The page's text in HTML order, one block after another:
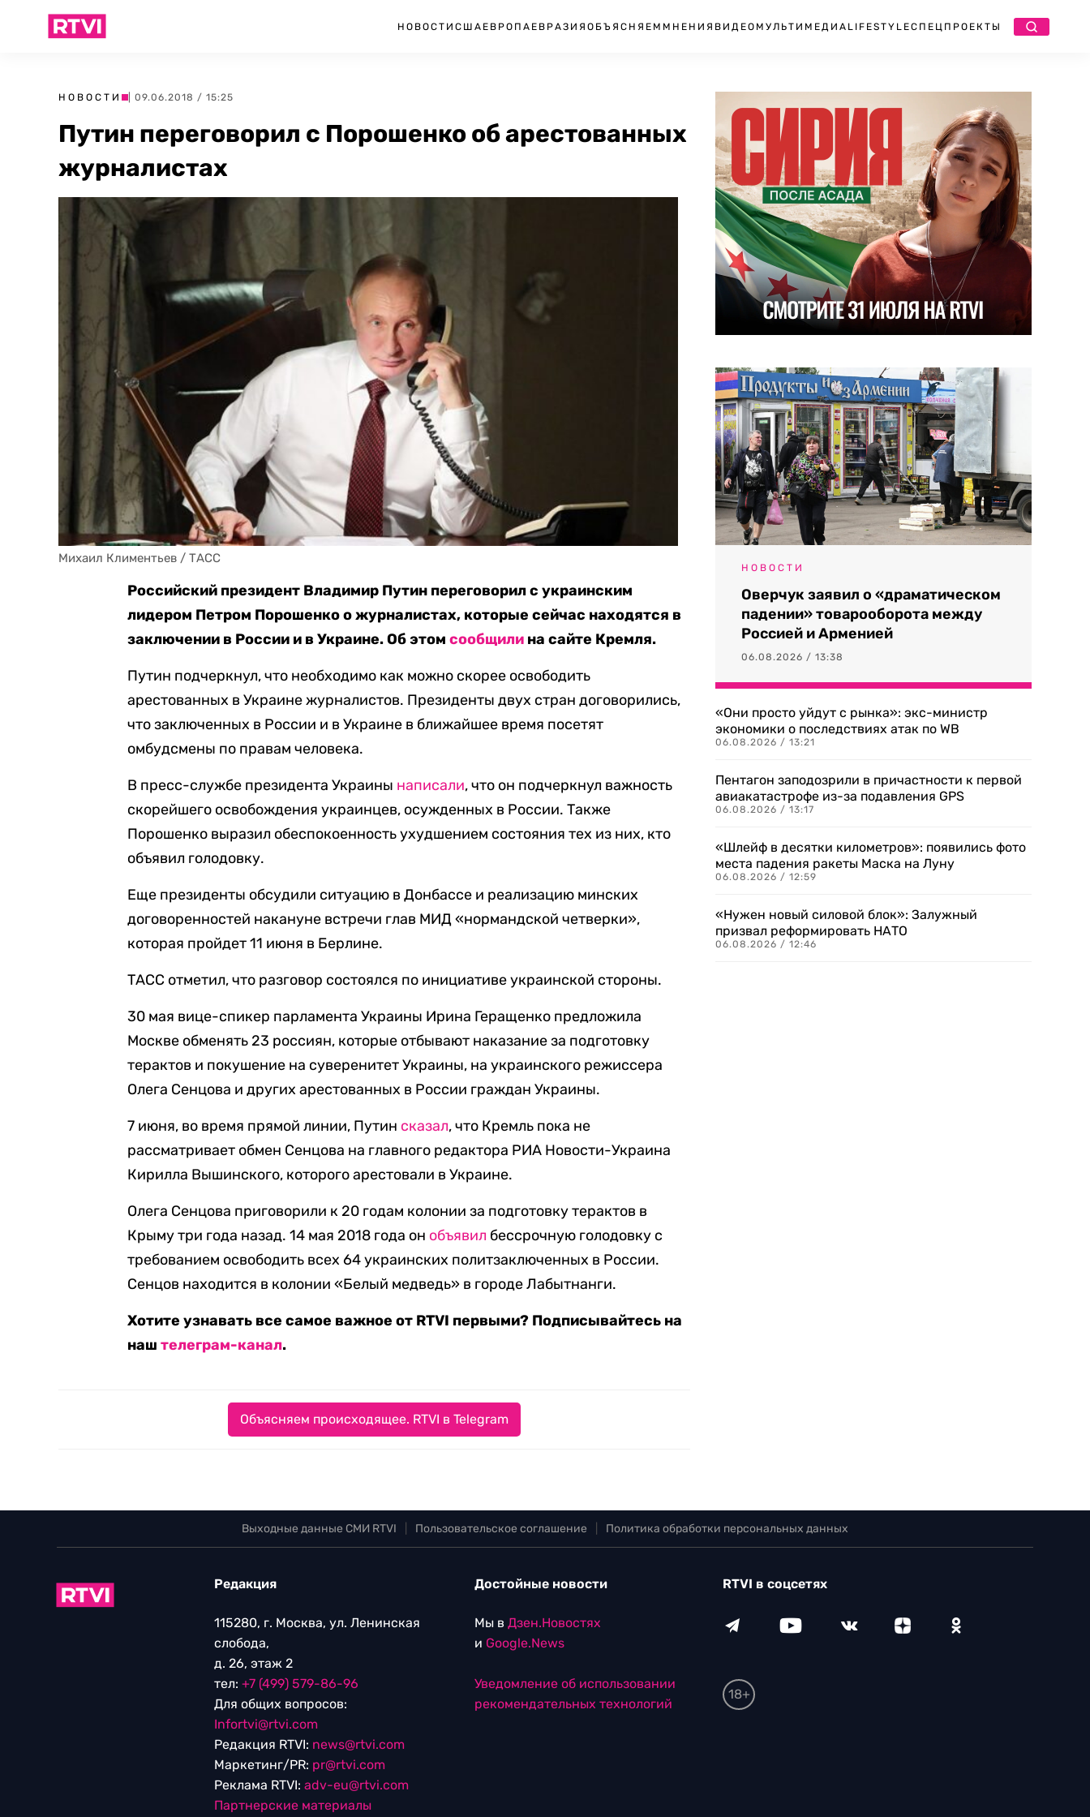
НОВОСТИ США ЕВРОПА ЕВРАЗИЯ ОБЪЯСНЯЕМ МНЕНИЯ ВИДЕО МУЛЬТИМЕДИА LIFESTYLEСПЕЦПРОЕКТЫ
НОВОСТИ | 09.06.2018 / 15:25
Путин переговорил с Порошенко об арестованных
журналистах
Михаил Климентьев / ТАСС
Российский президент Владимир Путин переговорил с украинским
лидером Петром Порошенко о журналистах, которые сейчас находятся в
заключении в России и в Украине. Об этомсообщили на сайте Кремля.
Путин подчеркнул, что необходимо как можно скорее освободить
арестованных в Украине журналистов. Президенты двух стран договорились,
что заключенных в России и в Украине в ближайшее время посетят
омбудсмены по правам человека.
В пресс-службе президента Украины написали, что он подчеркнул важность
скорейшего освобождения украинцев, осужденных в России. Также
Порошенко выразил обеспокоенность ухудшением состояния тех из них, кто
объявил голодовку.
Еще президенты обсудили ситуацию в Донбассе и реализацию минских
договоренностей накануне встречи глав МИД «нормандской четверки»,
которая пройдет 11 июня в Берлине.
ТАСС отметил, что разговор состоялся по инициативе украинской стороны.
30 мая вице-спикер парламента Украины Ирина Геращенко предложила
Москве обменять 23 россиян, которые отбывают наказание за подготовку
терактов и покушение на суверенитет Украины, на украинского режиссера
Олега Сенцова и других арестованных в России граждан Украины.
7 июня, во время прямой линии, Путин сказал, что Кремль пока не
рассматривает обмен Сенцова на главного редактора РИА Новости-Украина
Кирилла Вышинского, которого арестовали в Украине.
Олега Сенцова приговорили к 20 годам колонии за подготовку терактов в
Крыму три года назад. 14 мая 2018 года он объявил бессрочную голодовку с
требованием освободить всех 64 украинских политзаключенных в России.
Сенцов находится в колонии «Белый медведь» в городе Лабытнанги.
Хотите узнавать все самое важное от RTVI первыми? Подписывайтесь на
наштелеграм-канал.
Объясняем происходящее. RTVI в Telegram
НОВОСТИ
Оверчук заявил о «драматическом
падении» товарооборота между
Россией и Арменией
06.08.2026 / 13:38
«Они просто уйдут с рынка»: экс-министр
экономики о последствиях атак по WB
06.08.2026 / 13:21
Пентагон заподозрили в причастности к первой
авиакатастрофе из-за подавления GPS
06.08.2026 / 13:17
«Шлейф в десятки километров»: появились фото
места падения ракеты Маска на Луну
06.08.2026 / 12:59
«Нужен новый силовой блок»: Залужный
призвал реформировать НАТО
06.08.2026 / 12:46
Выходные данные СМИ RTVI Пользовательское соглашение Политика обработки персональных данных
Редакция
115280, г. Москва, ул. Ленинская
слобода,
д. 26, этаж 2
тел: +7 (499) 579-86-96
Для общих вопросов:
Infortvi@rtvi.com
Редакция RTVI: news@rtvi.com
Маркетинг/PR: pr@rtvi.com
Реклама RTVI: adv-eu@rtvi.com
Партнерские материалы
Достойные новости
Мы в Дзен.Новостях
и Google.News
Уведомление об использовании
рекомендательных технологий
RTVI в соцсетях
18+